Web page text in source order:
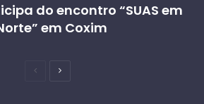
do encontro “SUAS em
em Coxim
PáginaPróxima